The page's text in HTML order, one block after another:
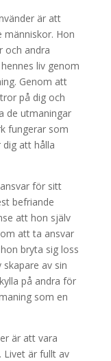
är att
Hon
och andra
liv genom
Genom att
på dig och
de utmaningar
fungerar som
att hålla
för sitt
befriande
att hon själv
att ta ansvar
bryta sig loss
av sin
på andra för
som en
är att vara
Livet är fullt av